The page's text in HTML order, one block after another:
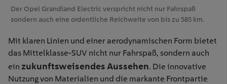
Der Opel Grandland Electric verspricht nicht nur Fahrspaß
sondern auch eine ordentliche Reichweite von bis zu 585 km.
Mit klaren Linien und einer aerodynamischen Form bietet
das Mittelklasse-SUV nicht nur Fahrspaß, sondern auch
ein zukunftsweisendes Aussehen. Die innovative
Nutzung von Materialien und die markante Frontpartie